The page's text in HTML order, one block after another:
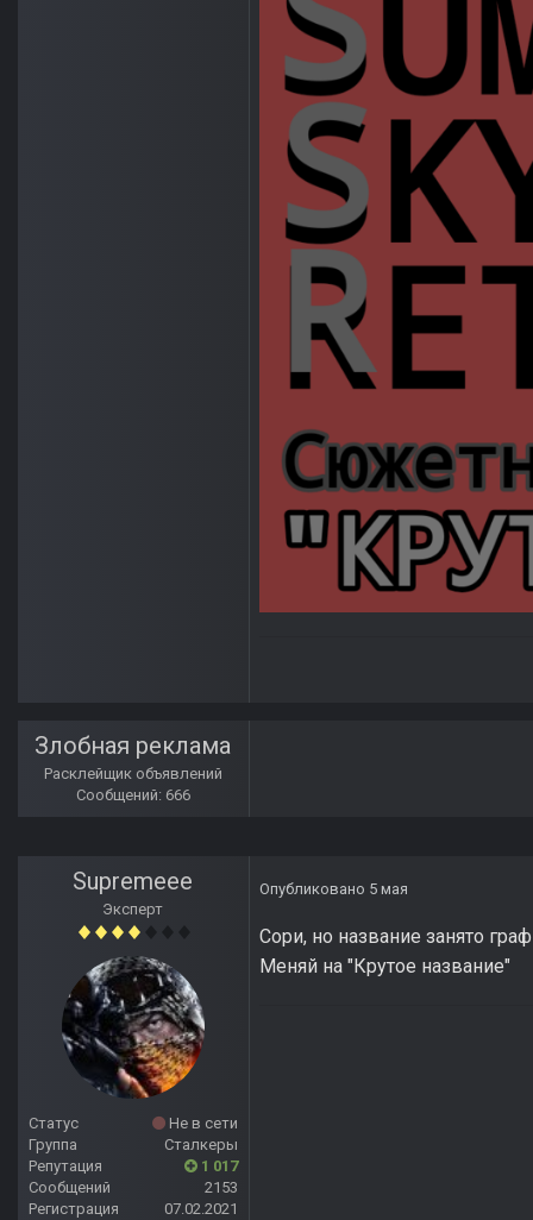
Злобная реклама
Расклейщик объявлений
Сообщений: 666
Supremeee
Эксперт
Статус
Не в сети
Группа
Сталкеры
Репутация
1 017
Сообщений
2153
Регистрация
07.02.2021
Опубликовано 5 мая
Сори, но название занято
Меняй на "Крутое название"